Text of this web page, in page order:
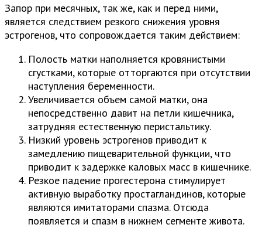
Запор при месячных, так же, как и перед ними,
является следствием резкого снижения уровня
эстрогенов, что сопровождается таким действием:
Полость матки наполняется кровянистыми
сгустками, которые отторгаются при отсутствии
наступления беременности.
Увеличивается объем самой матки, она
непосредственно давит на петли кишечника,
затрудняя естественную перистальтику.
Низкий уровень эстрогенов приводит к
замедлению пищеварительной функции, что
приводит к задержке каловых масс в кишечнике.
Резкое падение прогестерона стимулирует
активную выработку простагландинов, которые
являются имитаторами спазма. Отсюда
появляется и спазм в нижнем сегменте живота.